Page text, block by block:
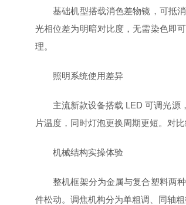
基础机型搭载消色差物镜，可抵消
光相位差为明暗对比度，无需染色即
理。
照明系统使用差异
主流新款设备搭载 LED 可调光源，
片温度，同时灯泡更换周期更短。对
机械结构实操体验
整机框架分为金属与复合塑料两种
件松动。调焦机构分为单粗调、同轴